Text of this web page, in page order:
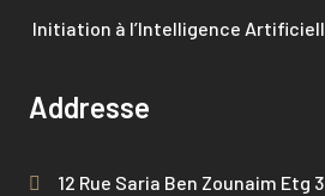
Initiation à l’Intelligence
Addresse
12 Rue Saria Ben Zounaim Etg